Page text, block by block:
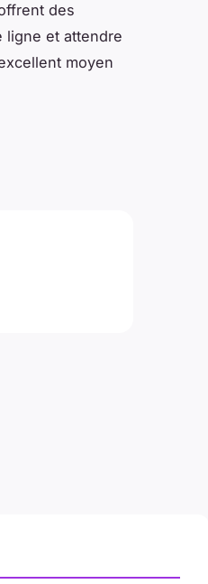
des
ligne et attendre
moyen